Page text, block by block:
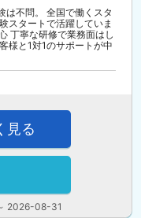
は不問。 全国で働くスタ
スタートで活躍していま
丁寧な研修で業務面はし
様と1対1のサポートが中
2026-08-31
見る